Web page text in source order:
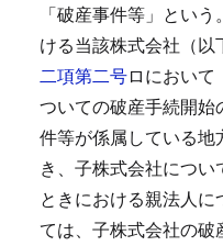
「破産事件等」とい
ける当該株式会社（以
二項第二号ロにおい
ついての破産手続開
件等が係属している
き、子株式会社につ
ときにおける親法人
ては、子株式会社の